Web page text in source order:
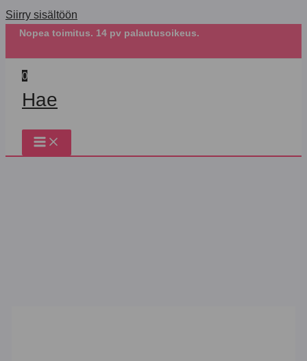
Siirry sisältöön
Nopea toimitus. 14 pv palautusoikeus.
0
Hae